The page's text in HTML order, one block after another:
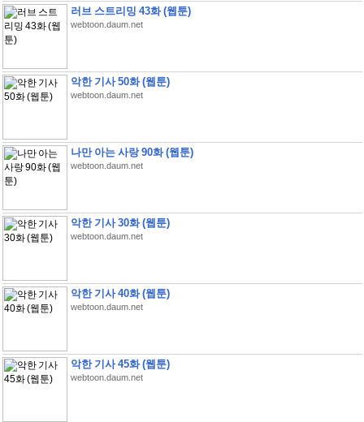
러브 스트리밍 43화 (웹툰)
webtoon.daum.net
악한 기사 50화 (웹툰)
webtoon.daum.net
나만 아는 사랑 90화 (웹툰)
webtoon.daum.net
악한 기사 30화 (웹툰)
webtoon.daum.net
악한 기사 40화 (웹툰)
webtoon.daum.net
악한 기사 45화 (웹툰)
webtoon.daum.net